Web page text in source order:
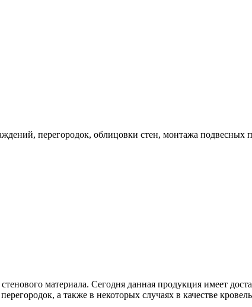
перегородок, облицовки стен, монтажа подвесных
материала. Сегодня данная продукция имеет
а также в некоторых случаях в качестве